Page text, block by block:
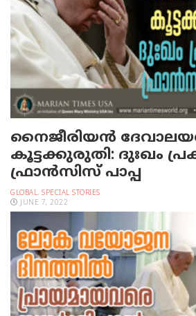
നൈജീരിയന്‍
കൂട്ടക്കുരുതി: ദുഃഖം
ഫ്രാന്‍സിസ് പാപ്പ
GLOBAL, SPECIAL STORIES
JUNE 7, 2022